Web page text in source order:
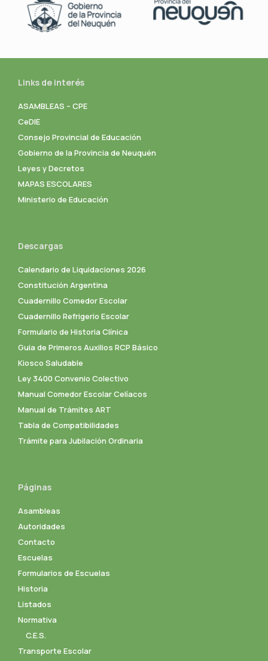
Links de interés
ASAMBLEAS – CPE
CeDIE
Consejo Provincial de Educación
Gobierno de la Provincia de Neuquén
Leyes y Decretos
MAPAS ESCOLARES
Ministerio de Educación
Descargas
Calendario de Liquidaciones 2026
Constitución Argentina
Cuadernillo Comedor Escolar
Cuadernillo Refrigerio Escolar
Formulario de Historia Clínica
Guia de Primeros Auxilios RCP Básico
Kiosco Saludable
Ley 3400 Convenio Colectivo
Manual Comedor Escolar Celíacos
Manual de Trámites ART
Tabla de Compatibilidades
Trámite para Jubilación Ordinaria
Páginas
Asambleas
Autoridades
Contacto
Escuelas
Formularios de Escuelas
Historia
Listados
Normativa
C.E.S.
Transporte Escolar